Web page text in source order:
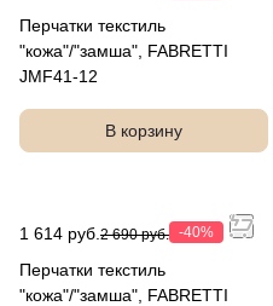
Перчатки текстиль
"кожа"/"замша", FABRETTI
JMF41-12
В корзину
1 614 руб. 2 690 руб. -40%
Перчатки текстиль
"кожа"/"замша", FABRETTI